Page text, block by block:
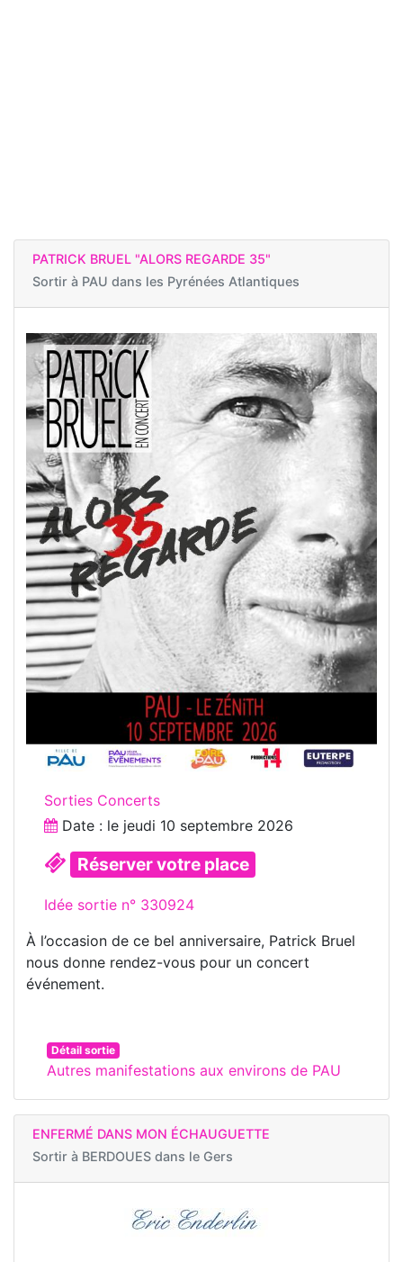
PATRICK BRUEL "ALORS REGARDE 35"
Sortir à PAU dans les Pyrénées Atlantiques
Sorties Concerts
Date : le jeudi 10 septembre 2026
Réserver votre place
Idée sortie n° 330924
À l’occasion de ce bel anniversaire, Patrick Bruel
nous donne rendez-vous pour un concert
événement.
Détail sortie
Autres manifestations aux environs de PAU
ENFERMÉ DANS MON ÉCHAUGUETTE
Sortir à BERDOUES dans le Gers